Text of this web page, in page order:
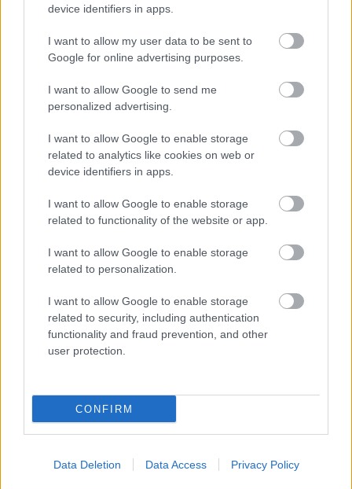
device identifiers in apps.
I want to allow my user data to be sent to
Google for online advertising purposes.
I want to allow Google to send me
personalized advertising.
I want to allow Google to enable storage
related to analytics like cookies on web or
device identifiers in apps.
I want to allow Google to enable storage
related to functionality of the website or app.
I want to allow Google to enable storage
related to personalization.
I want to allow Google to enable storage
related to security, including authentication
functionality and fraud prevention, and other
user protection.
CONFIRM
Data Deletion Data Access Privacy Policy
Amire többmillióan vártunk: szombattól
másodfokúra csökken a riasztás
Látlelet a hazai víziközművekről?
Egyetlen, fél évszázados vezetéken múlt
Bicske vízellátása
Helyi hírek
Gyárleállításokkal és átszervezett
termeléssel tehermentesíti a
villamosenergia-rendszert a STRABAG
HIRDETÉS
HIRDETÉS